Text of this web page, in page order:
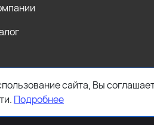
сайта, Вы
Подробнее